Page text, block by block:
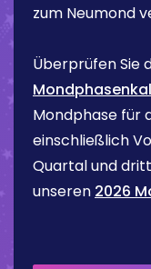
zum Neumond
Überprüfen Sie
Mondphase für
einschließlich
Quartal und
unseren 2026